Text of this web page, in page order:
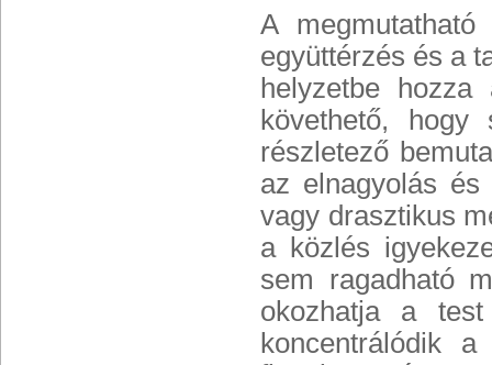
A
együttérzés és a
helyzetbe
követhető,
részletező
az elnagyolás
vagy drasztikus
a közlés
sem ragadható
okozhatja a
koncentrálódik